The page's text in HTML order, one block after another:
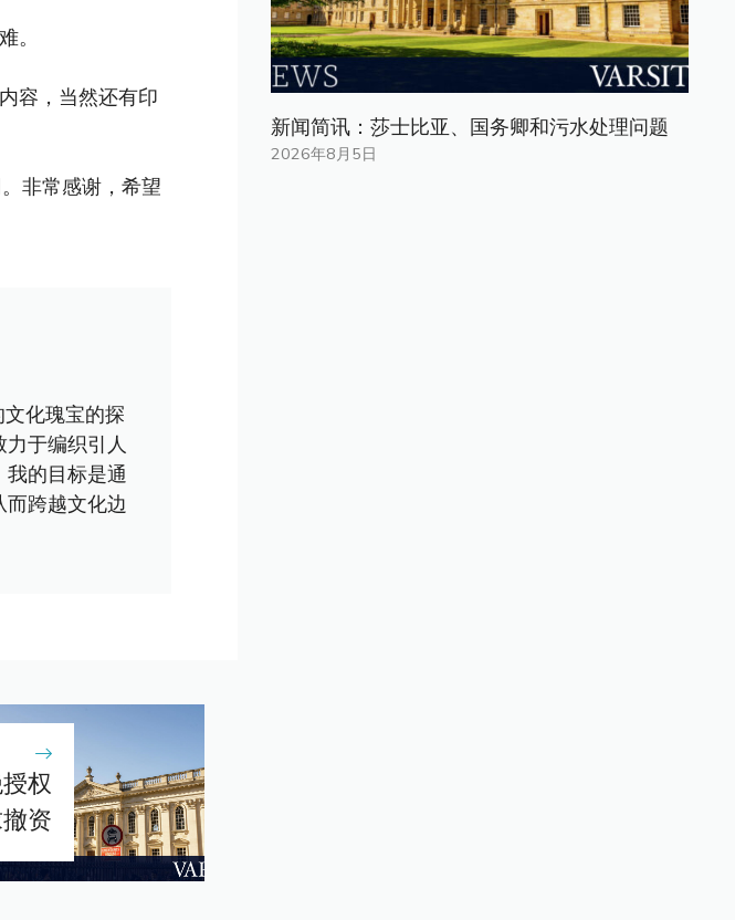
。
容，当然还有印
非常感谢，希望
化瑰宝的探
于编织引人
的目标是通
跨越文化边
权
资
新闻简讯：莎士比亚、国务卿和污水处理问题
2026年8月5日